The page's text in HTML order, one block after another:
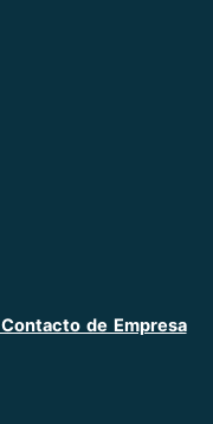
de Empresa